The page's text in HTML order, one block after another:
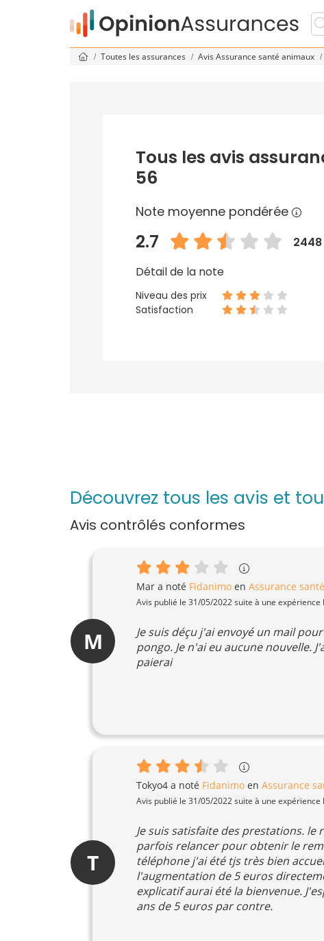
Toutes les assurances Avis Assurance santé animaux
Tous les avis
56
Note moyenne pondérée
2.7
Détail de la note
Niveau des prix
Satisfaction
Découvrez tous les avis et
Avis contrôlés conformes
M
Mar a noté Fidanimo en Assurance
Avis publié le 31/05/2022 suite à une expérience
Je suis déçu j'ai envoyé un mail
pongo. Je n'ai eu aucune nouvelle.
paierai
T
Tokyo4 a noté Fidanimo en Assurance
Avis publié le 31/05/2022 suite à une expérience
Je suis satisfaite des prestations.
parfois relancer pour obtenir le
téléphone j'ai été tjs très bien
l'augmentation de 5 euros
explicatif aurai été la bienvenue.
ans de 5 euros par contre.